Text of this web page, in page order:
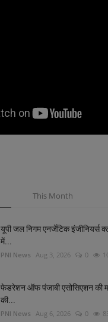
This Month
यूपी जल निगम एनर्जेटिक इंजीनियर्स
में...
PNI News Aug 3, 2026 0
फेडरेशन ऑफ पंजाबी एसोसिएशन की
की...
PNI News Aug 6, 2026 0